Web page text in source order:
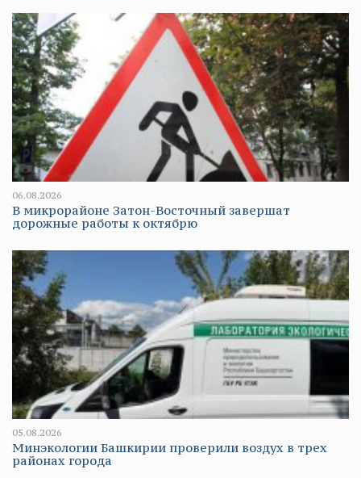
06.08.2026
В микрорайоне Затон-Восточный завершат
дорожные работы к октябрю
05.08.2026
Минэкологии Башкирии проверили воздух в трех
районах города